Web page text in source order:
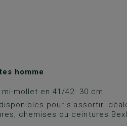
homme
mollet en 41/42: 30 cm.
pour s’assortir
chemises ou ceintures